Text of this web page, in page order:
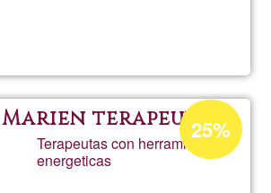
terapeutas
Terapeutas con herramientas
energeticas
Porcentaje
de
aceptación
25%